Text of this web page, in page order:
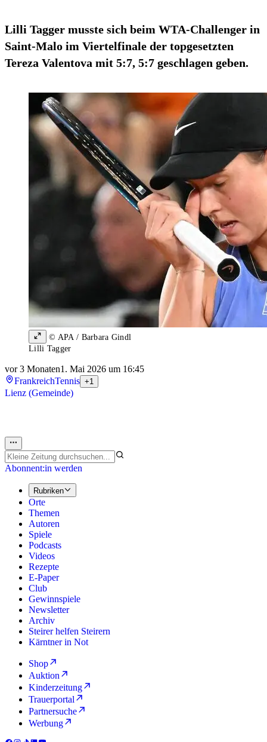
Lilli Tagger musste sich beim WTA-Challenger in
Saint-Malo im Viertelfinale der topgesetzten
Tereza Valentova mit 5:7, 5:7 geschlagen geben.
© APA / Barbara Gindl
Lilli Tagger
vor 3 Monaten1. Mai 2026 um 16:45
FrankreichTennis +1
Lienz (Gemeinde)
Abonnent:in werden
Rubriken
Orte
Themen
Autoren
Spiele
Podcasts
Videos
Rezepte
E-Paper
Club
Gewinnspiele
Newsletter
Archiv
Steirer helfen Steirern
Kärntner in Not
Shop
Auktion
Kinderzeitung
Trauerportal
Partnersuche
Werbung